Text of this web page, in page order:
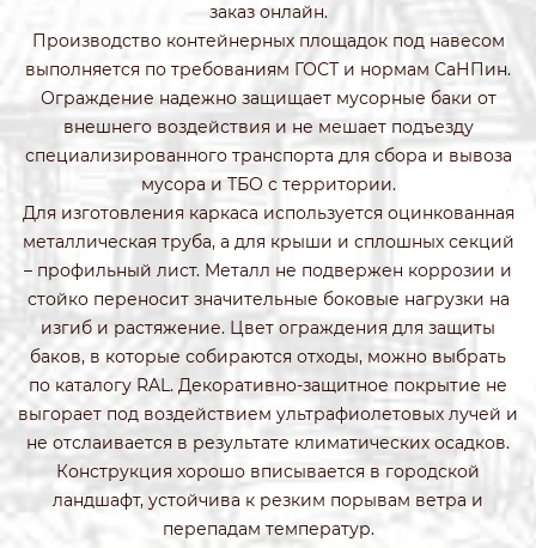
заказ онлайн.
Производство контейнерных площадок под навесом
выполняется по требованиям ГОСТ и нормам СаНПин.
Ограждение надежно защищает мусорные баки от
внешнего воздействия и не мешает подъезду
специализированного транспорта для сбора и вывоза
мусора и ТБО с территории.
Для изготовления каркаса используется оцинкованная
металлическая труба, а для крыши и сплошных секций
– профильный лист. Металл не подвержен коррозии и
стойко переносит значительные боковые нагрузки на
изгиб и растяжение. Цвет ограждения для защиты
баков, в которые собираются отходы, можно выбрать
по каталогу RAL. Декоративно-защитное покрытие не
выгорает под воздействием ультрафиолетовых лучей и
не отслаивается в результате климатических осадков.
Конструкция хорошо вписывается в городской
ландшафт, устойчива к резким порывам ветра и
перепадам температур.